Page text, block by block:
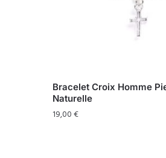
Bracelet Croix Homme
Naturelle
19,00€